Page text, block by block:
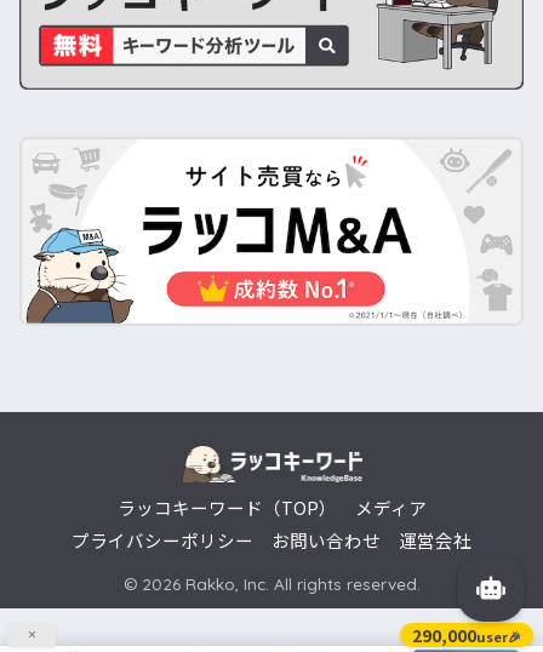
ラッコキーワード（TOP）
メディア
プライバシーポリシー
お問い合わせ 運営会社
© 2026 Rakko, Inc. All rights reserved.
× 290,000user🎉